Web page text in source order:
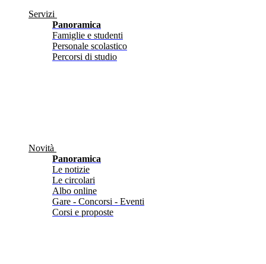
Servizi
Panoramica
Famiglie e studenti
Personale scolastico
Percorsi di studio
Novità
Panoramica
Le notizie
Le circolari
Albo online
Gare - Concorsi - Eventi
Corsi e proposte